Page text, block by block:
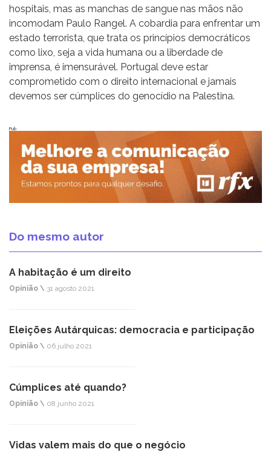
hospitais, mas as manchas de sangue nas mãos não
incomodam Paulo Rangel. A cobardia para enfrentar um
estado terrorista, que trata os princípios democráticos
como lixo, seja a vida humana ou a liberdade de
imprensa, é imensurável. Portugal deve estar
comprometido com o direito internacional e jamais
devemos ser cúmplices do genocídio na Palestina.
Pub
Do mesmo autor
A habitação é um direito
Opinião \ 31 agosto 2021
Eleições Autárquicas: democracia e participação
Opinião \ 06 julho 2021
Cúmplices até quando?
Opinião \ 08 junho 2021
Vidas valem mais do que o negócio